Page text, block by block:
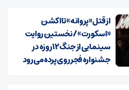
از قتل «پروانه» تا اکشن
«اسکورت»/ نخستین روایت
سینمایی از جنگ ۱۲ روزه در
جشنواره فجر روی پرده می‌رود